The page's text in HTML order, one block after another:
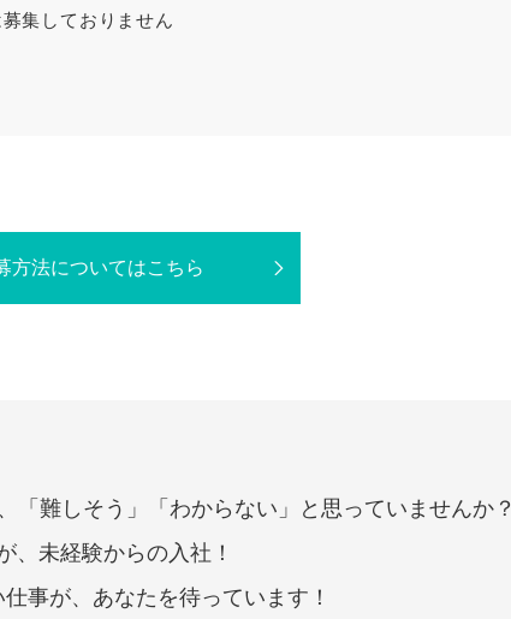
集しておりません
方法についてはこちら
「難しそう」「わからない」と思っていませんか？
、未経験からの入社！
事が、あなたを待っています！